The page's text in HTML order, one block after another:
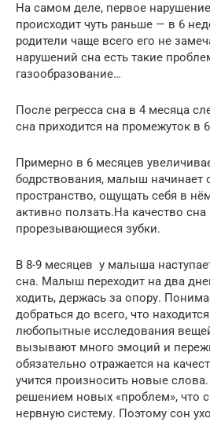
На самом деле, первое
происходит чуть раньше — в 6
родители чаще всего его не
нарушений сна есть такие
газообразование…
После регресса сна в 4 месяца
сна приходится на промежуток в
Примерно в 6 месяцев
бодрствования, малыш начинает
пространство, ощущать себя в
активно ползать.На качество
прорезывающиеся зубки.
В 8-9 месяцев у малыша
сна. Малыш переходит на два
ходить, держась за опору.
добраться до всего, что
любопытные исследования
вызывают много эмоций и
обязательно отражается на
учится произносить новые
решением новых «проблем», что
нервную систему. Поэтому сон